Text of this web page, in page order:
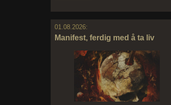
01.08.2026:
Manifest, ferdig med å ta liv